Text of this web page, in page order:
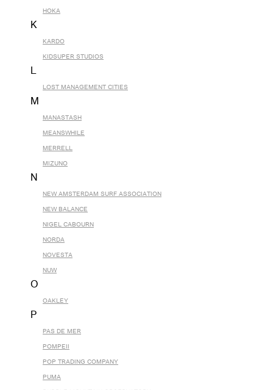
HOKA
K
KARDO
KIDSUPER STUDIOS
L
LOST MANAGEMENT CITIES
M
MANASTASH
MEANSWHILE
MERRELL
MIZUNO
N
NEW AMSTERDAM SURF ASSOCIATION
NEW BALANCE
NIGEL CABOURN
NORDA
NOVESTA
NUW
O
OAKLEY
P
PAS DE MER
POMPEII
POP TRADING COMPANY
PUMA